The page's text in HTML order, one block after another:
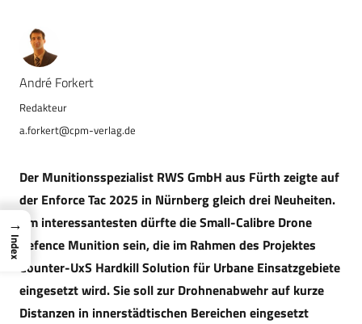
André Forkert
a.forkert@cpm-verlag.de
Der Munitionsspezialist RWS GmbH aus Fürth zeigte auf
der Enforce Tac 2025 in Nürnberg gleich drei Neuheiten.
Am interessantesten dürfte die Small-Calibre Drone
Defence Munition sein, die im Rahmen des Projektes
Counter-UxS Hardkill Solution für Urbane Einsatzgebiete
eingesetzt wird. Sie soll zur Drohnenabwehr auf kurze
Distanzen in innerstädtischen Bereichen eingesetzt
→
Index